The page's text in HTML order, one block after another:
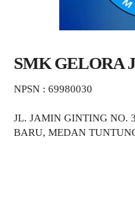
SMK GELORA
NPSN : 69980030
JL. JAMIN GINTING NO.
BARU, MEDAN